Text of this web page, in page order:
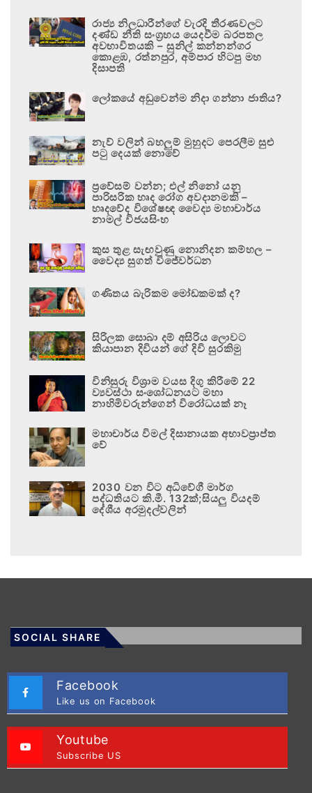
රාජ්‍ය නිලධාරීන්ගේ වැරදි තීරණවලට
දණ්ඩ නීති සංග්‍රහය යෙදවීම බරපතල
අවභාවිතයකි – සුනිල් කන්නන්ගර
කොළඹ, රත්නපුර, අම්පාර හිටපු මහ
දිසාපති
ලෝකයේ අඩුවෙන්ම නිදා ගන්නා ජාතිය?
නැව් වලින් බහලුම් මුහුදට පෙරලීම සුළු
පටු දෙයක් නොවේ
ප්‍රවේසම් වන්න; එල් නිනෝ යනු
පාරිසරික හෘද රෝග අවදානමකි –
හෘදවේද විශේෂඥ වෛද්‍ය මහාචාර්ය
නාමල් විජයසිංහ
කුස තුළ සැඟවුණු නොනිදන කම්හල –
වෛද්‍ය සුගත් විජේවර්ධන
ගණිතය බැරිකම මෝඩකමක් ද?
සිරිලක සොබා දම් අසිරිය ලොවට
කියාපාන දිවියන් ගේ දිවි සුරකිමු
විනිසුරු විශ්‍රාම වයස දිගු කිරීමේ 22
ව්‍යවස්ථා සංශෝධනයට මහා
නාහිමිවරුන්ගෙන් විරෝධයක් නෑ
මහාචාර්ය විමල් දිසානායක අභාවප්‍රාප්ත
වේ
2030 වන විට අධිවේගී මාර්ග
පද්ධතියට කි.මී. 132ක්;සියලු වියදම්
දේශීය අරමුදල්වලින්
SOCIAL SHARE
Facebook
Like us on Facebook
Youtube
Subscribe US